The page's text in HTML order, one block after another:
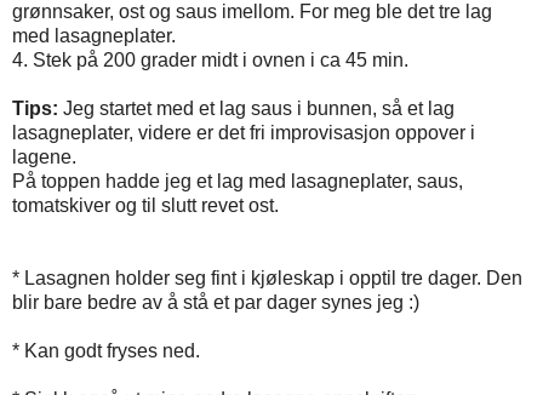
grønnsaker, ost og saus imellom. For meg ble det tre lag
med lasagneplater.
4. Stek på 200 grader midt i ovnen i ca 45 min.
Tips: Jeg startet med et lag saus i bunnen, så et lag
lasagneplater, videre er det fri improvisasjon oppover i
lagene.
På toppen hadde jeg et lag med lasagneplater, saus,
tomatskiver og til slutt revet ost.
* Lasagnen holder seg fint i kjøleskap i opptil tre dager. Den
blir bare bedre av å stå et par dager synes jeg :)
* Kan godt fryses ned.